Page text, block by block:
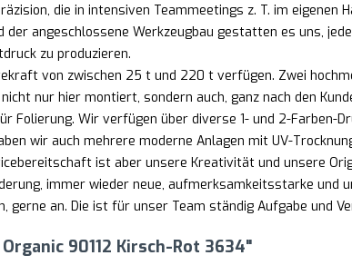
die in intensiven Teammeetings z. T. im eigenen
angeschlossene Werkzeugbau gestatten es uns,
zu produzieren.
von zwischen 25 t und 220 t verfügen. Zwei
nur hier montiert, sondern auch, ganz nach den
Folierung. Wir verfügen über diverse 1- und 2-Farben-
wir auch mehrere moderne Anlagen mit UV-
ist aber unsere Kreativität und unsere
immer wieder neue, aufmerksamkeitsstarke und
an. Die ist für unser Team ständig Aufgabe und
90112 Kirsch-Rot 3634"